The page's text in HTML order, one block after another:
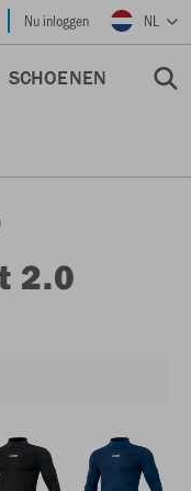
Nu inloggen NL
SCHOENEN
2.0